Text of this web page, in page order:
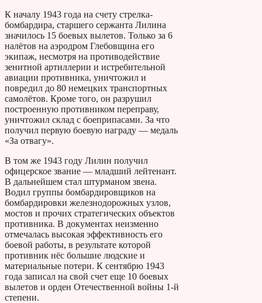
К началу 1943 года на счету стрелка-
бомбардира, старшего сержанта Лилина
значилось 15 боевых вылетов. Только за 6
налётов на аэродром Глебовщина его
экипаж, несмотря на противодействие
зенитной артиллерии и истребительной
авиации противника, уничтожил и
повредил до 80 немецких транспортных
самолётов. Кроме того, он разрушил
построенную противником переправу,
уничтожил склад с боеприпасами. За что
получил первую боевую награду — медаль
«За отвагу».
В том же 1943 году Лилин получил
офицерское звание — младший лейтенант.
В дальнейшем стал штурманом звена.
Водил группы бомбардировщиков на
бомбардировки железнодорожных узлов,
мостов и прочих стратегических объектов
противника. В документах неизменно
отмечалась высокая эффективность его
боевой работы, в результате которой
противник нёс большие людские и
материальные потери. К сентябрю 1943
года записал на свой счет еще 10 боевых
вылетов и орден Отечественной войны 1-й
степени.